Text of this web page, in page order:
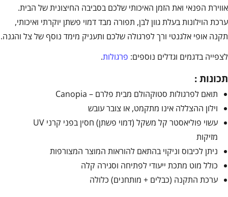
אווירת הפנאי ואת הזמן האיכותי שלכם בסביבה החיצונית של הבית.
ערכת הוילונות בעלת גוון לבן, תפורה מבד דמוי פשתן יוקרתי ואיכותי,
תקנה אופי אלגנטי ורך לפרגולה שלכם ותעניק מימד נוסף של צל והגנה.
לצפייה בדגמים וגדלים נוספים: פרגולות.
תכונות :
תואם לפרגולות סטוקהולם מבית פלרם – Canopia
וילון ההצללה אינו מתקמט, או צובר עובש
עשוי פוליאסטר קל משקל (דמוי פשתן) חסין בפני קרני UV
מזיקות
ניתן לכיבוס וניקוי בהתאם להוראות המוצר המצורפות
כולל מוט מתכת ייעודי לפתיחה וסגירה קלה
ערכת התקנה (כבלים + מותחנים) כלולה